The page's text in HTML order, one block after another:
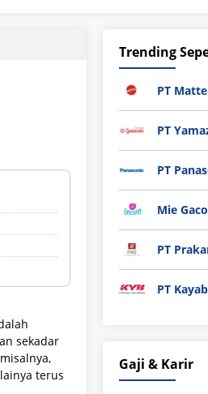
sekadar
terus
Trending
PT
PT
PT
Mie
PT
PT
Gaji & Karir